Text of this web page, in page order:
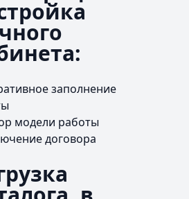
заполнение
модели работы
договора